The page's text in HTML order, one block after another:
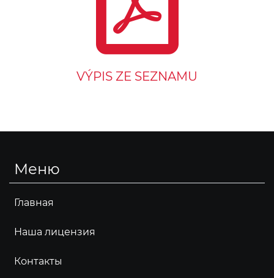
VÝPIS ZE SEZNAMU
Меню
Главная
Наша лицензия
Контакты